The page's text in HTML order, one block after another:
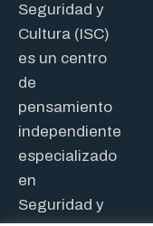
Seguridad y
Cultura (ISC)
es un centro
de
pensamiento
independiente
especializado
en
Seguridad y